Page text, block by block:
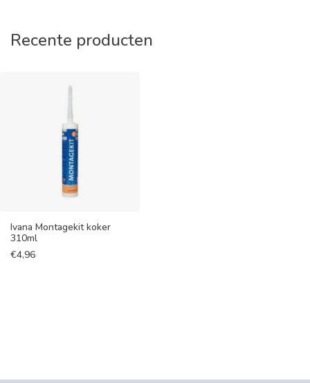
Recente producten
Ivana Montagekit koker
310ml
€4,96